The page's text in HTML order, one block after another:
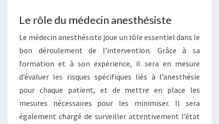
Le rôle du médecin anesthésiste
Le médecin anesthésiste joue un rôle essentiel dans le
bon déroulement de l’intervention. Grâce à sa
formation et à son expérience, il sera en mesure
d’évaluer les risques spécifiques liés à l’anesthésie
pour chaque patient, et de mettre en place les
mesures nécessaires pour les minimiser. Il sera
également chargé de surveiller attentivement l’état